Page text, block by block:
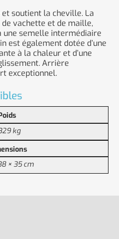
et soutient la cheville. La
vachette et de maille,
une semelle intermédiaire
est également dotée d’une
à la chaleur et d’une
Arrière
exceptionnel.
kg
× 35 cm